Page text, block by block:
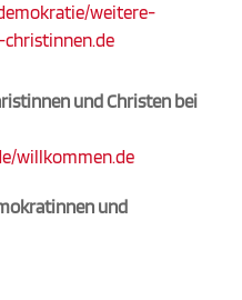
weitere-
und Christen bei
willkommen.de
und